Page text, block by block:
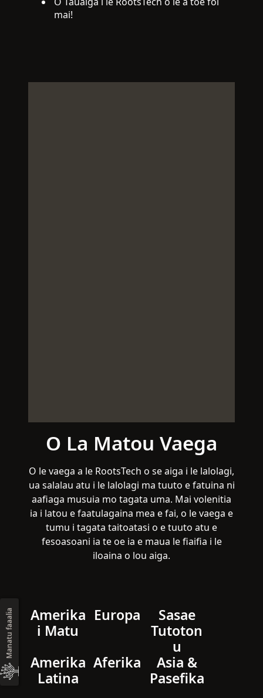
mai!
O La Matou Vaega
O le vaega a le RootsTech o se aiga i le lalolagi,
ua salalau atu i le lalolagi ma tuuto e fatuina ni
aafiaga musuia mo tagata uma. Mai volenitia
ia i latou e faatulagaina mea e fai, o le vaega e
tumu i tagata taitoatasi o e tuuto atu e
fesoasoani ia te oe ia e maua le fiaifia i le
iloaina o lou aiga.
Amerika
i Matu
Europa
Sasae
Tutoton
u
Amerika
Latina
Aferika
Asia &
Pasefika
Manatu faaalia